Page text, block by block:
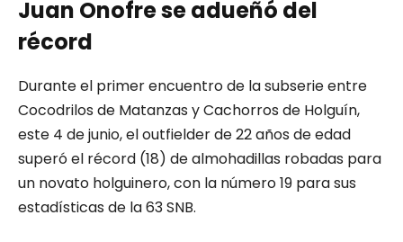
Juan Onofre se adueñó del
récord
Durante el primer encuentro de la subserie entre
Cocodrilos de Matanzas y Cachorros de Holguín,
este 4 de junio, el outfielder de 22 años de edad
superó el récord (18) de almohadillas robadas para
un novato holguinero, con la número 19 para sus
estadísticas de la 63 SNB.